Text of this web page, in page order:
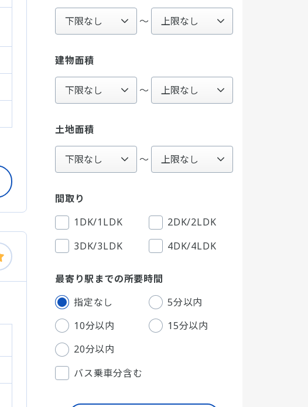
〜
建物面積
～
土地面積
～
間取り
1DK/1LDK
2DK/2LDK
3DK/3LDK
4DK/4LDK
最寄り駅までの所要時間
指定なし
5分以内
10分以内
15分以内
20分以内
バス乗車分含む